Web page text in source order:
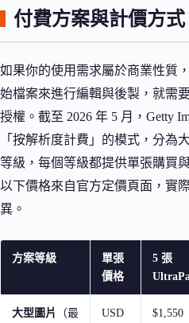
付費方案與計價方式
如果你的使用需求屬於商業性質
始檔案來進行編輯與後製，就需
授權。截至 2026 年 5 月，Getty
「按解析度計費」的模式，分為
等級，每個等級都提供單張購買
以下價格來自官方定價頁面，實
異。
方案等級
單張
價格
5 張
大型圖片
（最
USD
$1,550